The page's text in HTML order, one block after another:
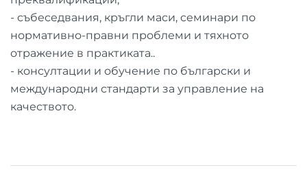
- събеседвания, кръгли маси, семинари по
нормативно-правни проблеми и тяхното
отражение в практиката..
- консултации и обучение по български и
международни стандарти за управление на
качеството.